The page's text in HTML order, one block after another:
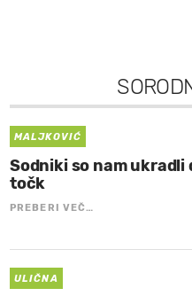
MALJKOVIĆ
Sodniki so nam ukradli
točk
PREBERI VEČ…
ULIČNA